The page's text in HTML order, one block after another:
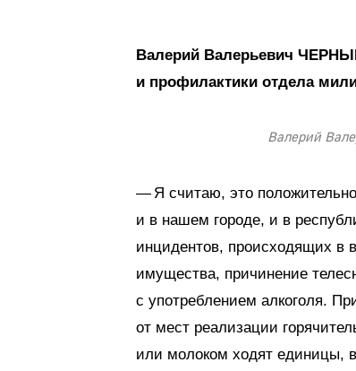
Валерий Валерьевич
и профилактики отдела
Валерий
— Я считаю, это
и в нашем городе, и в
инцидентов, происходящих в
имущества, причинение
с употреблением алкоголя.
от мест реализации
или молоком ходят единицы,